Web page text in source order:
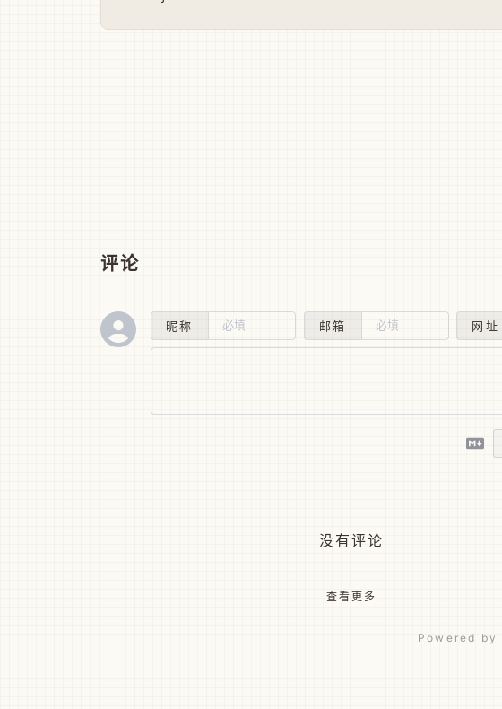
评论
昵称 邮箱 网址
没有评论
查看更多
Powered by